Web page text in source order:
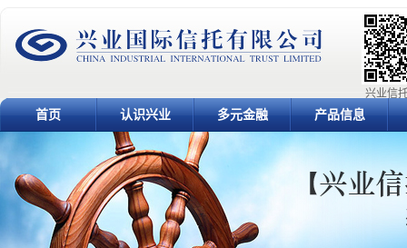
兴业信
首页 认识兴业 多元金融 产品信息